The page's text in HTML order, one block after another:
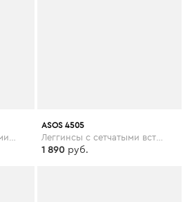
ASOS 4505
Леггинсы с сетчатыми вставками ASOS 4505 - Черный
1 890 руб.